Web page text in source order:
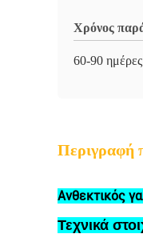
Χρόνος
60-90 ημέρες
Περιγραφή
Ανθεκτικός
Τεχνικά